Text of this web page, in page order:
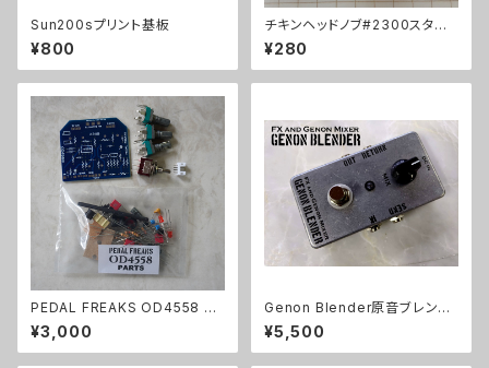
Sun200sプリント基板
¥800
チキンヘッドノブ#2300スタイ
ル
¥280
PEDAL FREAKS OD4558 パ
ーツセット
¥3,000
Genon Blender原音ブレンド
キット【BASIC KIT】
¥5,500